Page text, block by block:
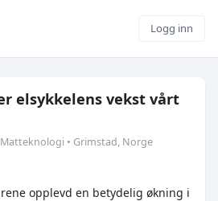
Logg inn
elsykkelens vekst vårt
• Grimstad, Norge
opplevd en betydelig økning i